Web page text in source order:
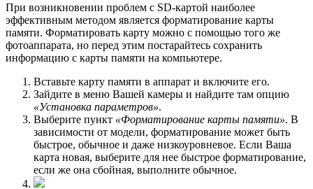
При возникновении проблем с SD-картой наиболее
эффективным методом является форматирование карты
памяти. Форматировать карту можно с помощью того же
фотоаппарата, но перед этим постарайтесь сохранить
информацию с карты памяти на компьютере.
Вставьте карту памяти в аппарат и включите его.
Зайдите в меню Вашей камеры и найдите там опцию
«Установка параметров».
Выберите пункт «Форматирование карты памяти». В
зависимости от модели, форматирование может быть
быстрое, обычное и даже низкоуровневое. Если Ваша
карта новая, выберите для нее быстрое форматирование,
если же она сбойная, выполните обычное.